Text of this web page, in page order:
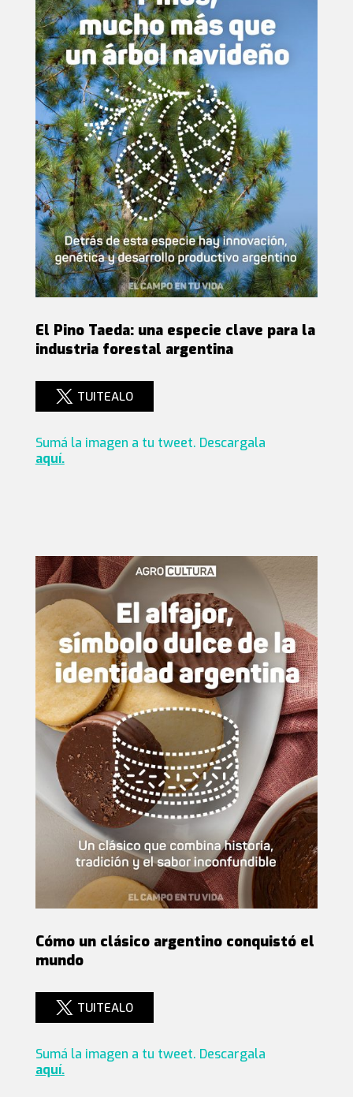
El Pino Taeda: una especie clave para la
industria forestal argentina
TUITEALO
Sumá la imagen a tu tweet. Descargala
aquí.
Cómo un clásico argentino conquistó el
mundo
TUITEALO
Sumá la imagen a tu tweet. Descargala
aquí.